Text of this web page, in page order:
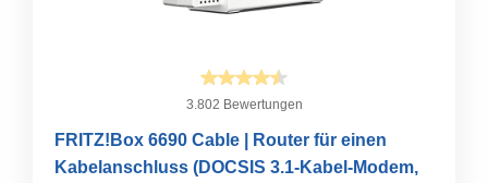
3.802 Bewertungen
FRITZ!Box 6690 Cable | Router für einen
Kabelanschluss (DOCSIS 3.1-Kabel-Modem,